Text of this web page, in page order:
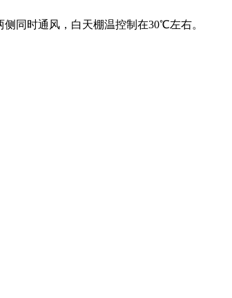
同时通风，白天棚温控制在30℃左右。